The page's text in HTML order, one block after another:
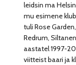
leidsin ma
mu esimene
tuli Rose
Redrum,
aastatel 1997-
viitteist baari ja